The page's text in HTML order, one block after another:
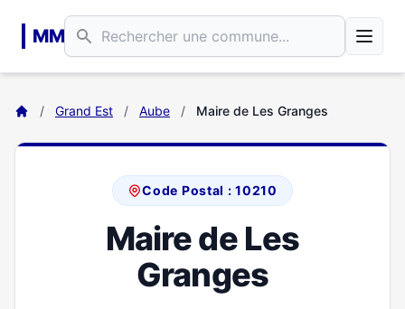
MM
/ Grand Est / Aube / Maire de Les Granges
Code Postal : 10210
Maire de Les
Granges